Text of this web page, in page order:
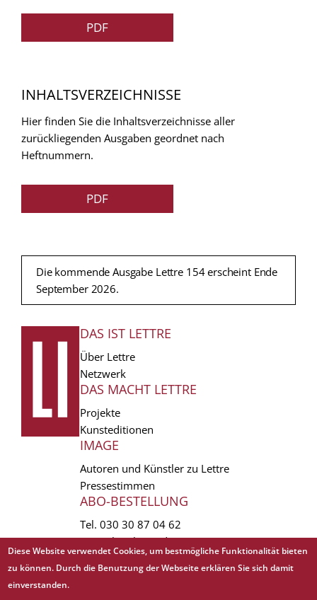
PDF
INHALTSVERZEICHNISSE
Hier finden Sie die Inhaltsverzeichnisse aller
zurückliegenden Ausgaben geordnet nach
Heftnummern.
PDF
Die kommende Ausgabe Lettre 154 erscheint Ende
September 2026.
FUSSZEILE
DAS IST LETTRE
Über Lettre
Netzwerk
DAS MACHT LETTRE
Projekte
Kunsteditionen
IMAGE
Autoren und Künstler zu Lettre
Pressestimmen
ABO-BESTELLUNG
Tel. 030 30 87 04 62
vertrieb(at)lettre.de
Copyright © 1988 - 2026 Lettre International. All rights reserved.
Diese Website verwendet Cookies, um bestmögliche Funktionalität bieten
zu können. Durch die Benutzung der Webseite erklären Sie sich damit
einverstanden.